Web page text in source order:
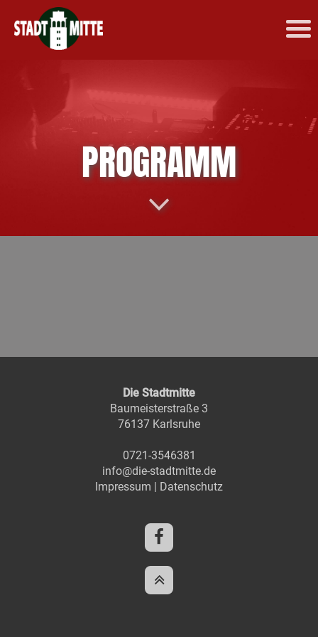
PROGRAMM
Die Stadtmitte
Baumeisterstraße 3
76137 Karlsruhe
0721-3546381
info@die-stadtmitte.de
Impressum | Datenschutz